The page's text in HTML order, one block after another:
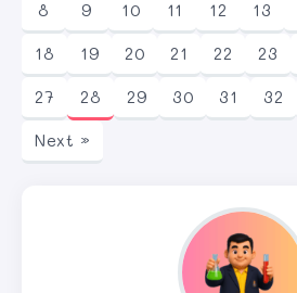
8 9 10 11 12 13
18
19 20 21 22 23
27
28 29 30 31 32
Next »